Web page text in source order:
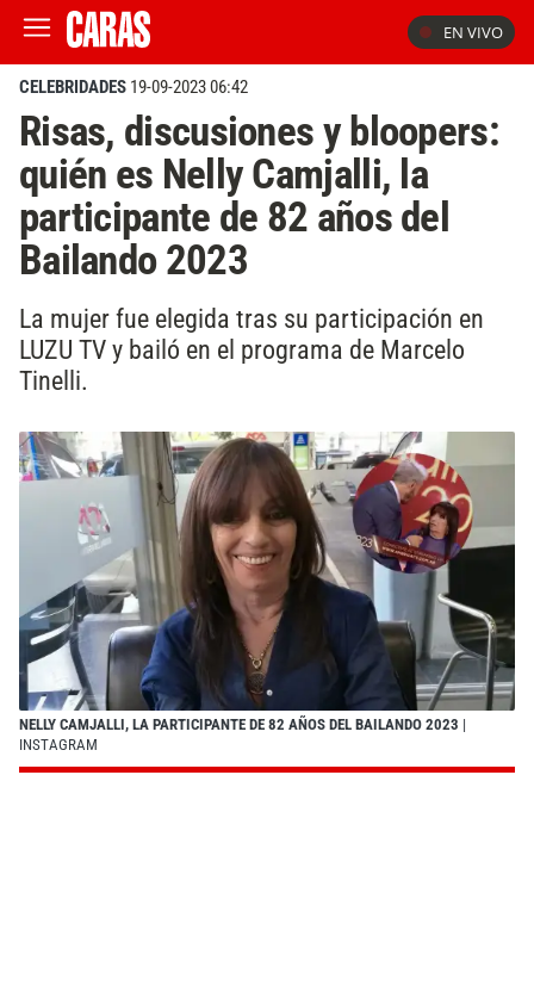
EN VIVO
CELEBRIDADES 19-09-2023 06:42
Risas, discusiones y bloopers:
quién es Nelly Camjalli, la
participante de 82 años del
Bailando 2023
La mujer fue elegida tras su participación en
LUZU TV y bailó en el programa de Marcelo
Tinelli.
NELLY CAMJALLI, LA PARTICIPANTE DE 82 AÑOS DEL BAILANDO 2023 |
INSTAGRAM